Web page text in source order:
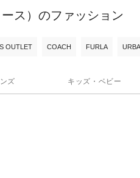
ス）のファッション
OUTLET COACH FURLA
ズ キッズ・ベビー